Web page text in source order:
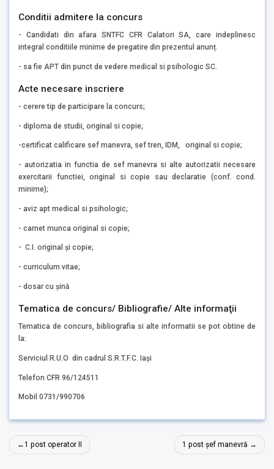
Conditii admitere la concurs
- Candidati din afara SNTFC CFR Calatori SA, care indeplinesc
integral conditiile minime de pregatire din prezentul anunț.
- sa fie APT din punct de vedere medical si psihologic SC.
Acte necesare inscriere
- cerere tip de participare la concurs;
- diploma de studii, original si copie;
-certificat calificare sef manevra, sef tren, IDM, original si copie;
- autorizatia in functia de sef manevra si alte autorizatii necesare
exercitarii functiei, original si copie sau declaratie (conf. cond.
minime);
- aviz apt medical si psihologic;
- carnet munca original si copie;
- C.I. original și copie;
- curriculum vitae;
- dosar cu șină
Tematica de concurs/ Bibliografie/ Alte informaţii
Tematica de concurs, bibliografia si alte informatii se pot obtine de
la:
Serviciul R.U.O din cadrul S.R.T.F.C. Iași
Telefon CFR 96/124511
Mobil 0731/990706
Navigare
în
1 post operator II 1 post șef manevră